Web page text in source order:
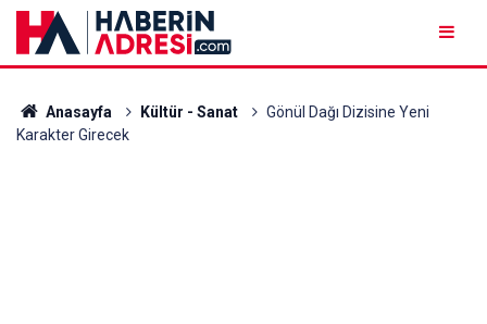
Anasayfa Kültür - Sanat
Gönül Dağı Dizisine Yeni
Karakter Girecek